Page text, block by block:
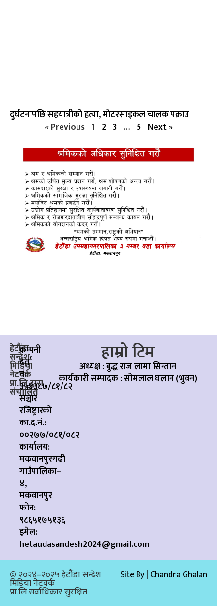
दुर्घटनापछि सहयात्रीको हत्या, मोटरसाइकल चालक पक्राउ
« Previous 1 2 3 … 5 Next »
हेटौंडा
सन्देश
मिडिया
नेटवर्क
प्रा.लि.द्वारा
संचालित
कम्पनी
दर्ता
नं:
३५४३८७/८१/८२
सञ्चार
रजिष्ट्रारको
का.द.नं.:
००२७७/०८१/०८२
कार्यालय:
मकवानपुरगढी
गाउँपालिका–
४,
मकवानपुर
फोन:
९८६५१७५१३६
इमेल:
hetaudasandesh2024@gmail.com
हाम्रो टिम
अध्यक्ष : बुद्ध राज लामा सिन्तान
कार्यकारी सम्पादक :सोमलाल घलान (भुवन)
© २०२४–२०२५ हेटौंडा सन्देश
मिडिया नेटवर्क
प्रा.लि.सर्वाधिकार सुरक्षित​
Site By | Chandra Ghalan